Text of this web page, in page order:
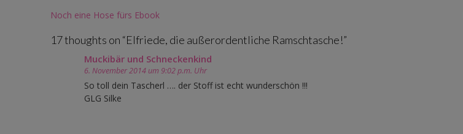
Post
Noch eine Hose fürs Ebook
17 thoughts on “Elfriede, die außerordentliche Ramschtasche!”
Muckibär und Schneckenkind
6. November 2014 um 9:02 p.m. Uhr
So toll dein Tascherl …. der Stoff ist echt wunderschön !!!
GLG Silke